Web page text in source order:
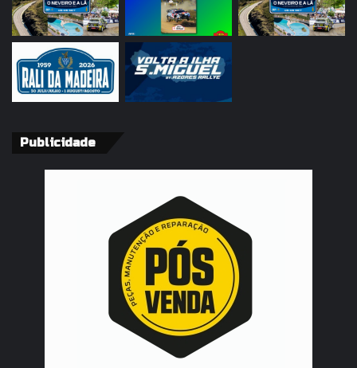
Publicidade